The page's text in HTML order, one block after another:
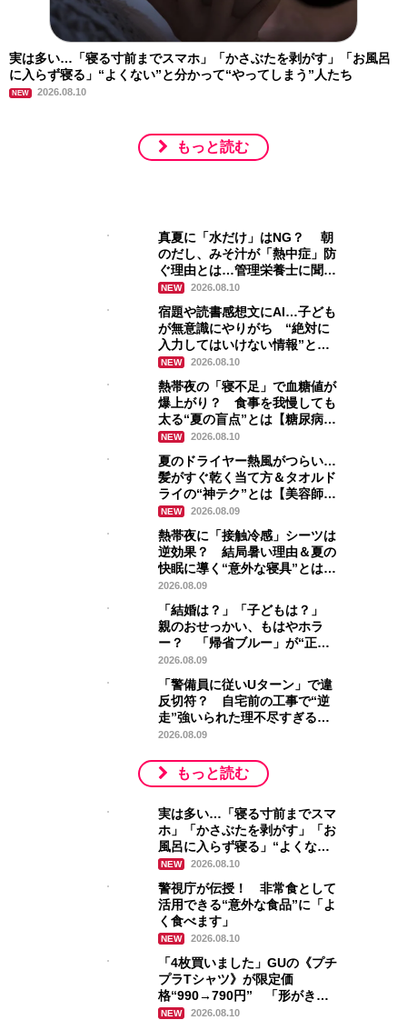
実は多い…「寝る寸前までスマホ」「かさぶたを剥がす」「お風呂
に入らず寝る」“よくない”と分かって“やってしまう”人たち
NEW 2026.08.10
もっと読む
真夏に「水だけ」はNG？ 朝
のだし、みそ汁が「熱中症」防
ぐ理由とは…管理栄養士に聞く
火を使わない時短レシピ
NEW 2026.08.10
宿題や読書感想文にAI…子ども
が無意識にやりがち “絶対に
入力してはいけない情報”とは
【専門家解説】
NEW 2026.08.10
熱帯夜の「寝不足」で血糖値が
爆上がり？ 食事を我慢しても
太る“夏の盲点”とは【糖尿病専
門医が解説】
NEW 2026.08.10
夏のドライヤー熱風がつらい…
髪がすぐ乾く当て方＆タオルド
ライの“神テク”とは【美容師解
説】
NEW 2026.08.09
熱帯夜に「接触冷感」シーツは
逆効果？ 結局暑い理由＆夏の
快眠に導く“意外な寝具”とは
【専門家解説】
2026.08.09
「結婚は？」「子どもは？」
親のおせっかい、もはやホラ
ー？ 「帰省ブルー」が“正常
な生存本能”と言えるワケ
2026.08.09
「警備員に従いUターン」で違
反切符？ 自宅前の工事で“逆
走”強いられた理不尽すぎる体
験
2026.08.09
もっと読む
実は多い…「寝る寸前までスマ
ホ」「かさぶたを剥がす」「お
風呂に入らず寝る」“よくな
い”と分かって“やってしま
う”人たち
NEW 2026.08.10
警視庁が伝授！ 非常食として
活用できる“意外な食品”に「よ
く食べます」
NEW 2026.08.10
「4枚買いました」GUの《プチ
プラTシャツ》が限定価
格“990→790円” 「形がきれ
いで最高」「首元よれなくて優
NEW 2026.08.10